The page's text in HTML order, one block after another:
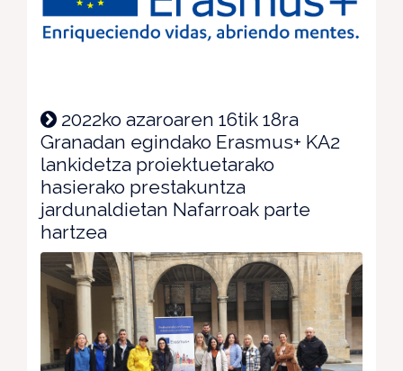
2022ko azaroaren 16tik 18ra
Granadan egindako Erasmus+ KA2
lankidetza proiektuetarako
hasierako prestakuntza
jardunaldietan Nafarroak parte
hartzea